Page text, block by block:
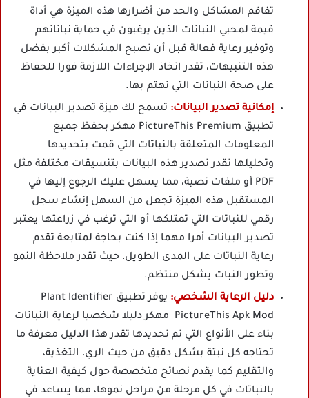
تفاقم المشاكل والحد من أضرارها هذه الميزة هي أداة
قيمة لمحبي النباتات الذين يرغبون في حماية نباتاتهم
وتوفير رعاية فعالة قبل أن تصبح المشكلات أكبر بفضل
هذه التنبيهات، تقدر اتخاذ الإجراءات اللازمة فورا للحفاظ
على صحة النباتات التي تهتم بها.
إمكانية تصدير البيانات: تسمح لك ميزة تصدير البيانات في
تطبيق PictureThis Premium مهكر بحفظ جميع
المعلومات المتعلقة بالنباتات التي قمت بتحديدها
وتحليلها تقدر تصدير هذه البيانات بتنسيقات مختلفة مثل
PDF أو ملفات نصية، مما يسهل عليك الرجوع إليها في
المستقبل هذه الميزة تجعل من السهل إنشاء سجل
رقمي للنباتات التي تمتلكها أو التي ترغب في زراعتها يعتبر
تصدير البيانات أمرا مهما إذا كنت بحاجة لمتابعة تقدم
رعاية النباتات على المدى الطويل، حيث تقدر ملاحظة النمو
وتطور النبات بشكل منتظم.
دليل الرعاية الشخصي:
يوفر تطبيق Plant Identifier
PictureThis Apk Mod مهكر دليلا شخصيا لرعاية النباتات
بناء على الأنواع التي تم تحديدها تقدر هذا الدليل معرفة ما
تحتاجه كل نبتة بشكل دقيق من حيث الري، التغذية،
والتقليم كما يقدم نصائح متخصصة حول كيفية العناية
بالنباتات في كل مرحلة من مراحل نموها، مما يساعد في